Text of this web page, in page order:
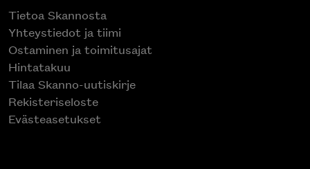
Tietoa Skannosta
Yhteystiedot ja tiimi
Ostaminen ja toimitusajat
Hintatakuu
Tilaa Skanno-uutiskirje
Rekisteriseloste
Evästeasetukset